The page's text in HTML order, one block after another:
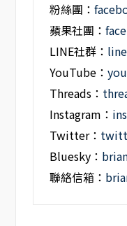
粉絲團：
蘋果社團：
LINE社群：
YouTube：
Threads：
Instagram：
Twitter：
Bluesky：
聯絡信箱：